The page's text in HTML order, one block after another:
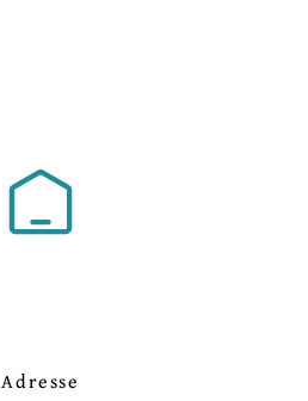
Adresse